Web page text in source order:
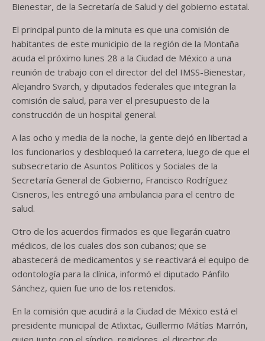
Bienestar, de la Secretaría de Salud y del gobierno estatal.
El principal punto de la minuta es que una comisión de
habitantes de este municipio de la región de la Montaña
acuda el próximo lunes 28 a la Ciudad de México a una
reunión de trabajo con el director del del IMSS-Bienestar,
Alejandro Svarch, y diputados federales que integran la
comisión de salud, para ver el presupuesto de la
construcción de un hospital general.
A las ocho y media de la noche, la gente dejó en libertad a
los funcionarios y desbloqueó la carretera, luego de que el
subsecretario de Asuntos Políticos y Sociales de la
Secretaría General de Gobierno, Francisco Rodríguez
Cisneros, les entregó una ambulancia para el centro de
salud.
Otro de los acuerdos firmados es que llegarán cuatro
médicos, de los cuales dos son cubanos; que se
abastecerá de medicamentos y se reactivará el equipo de
odontología para la clínica, informó el diputado Pánfilo
Sánchez, quien fue uno de los retenidos.
En la comisión que acudirá a la Ciudad de México está el
presidente municipal de Atlixtac, Guillermo Mátías Marrón,